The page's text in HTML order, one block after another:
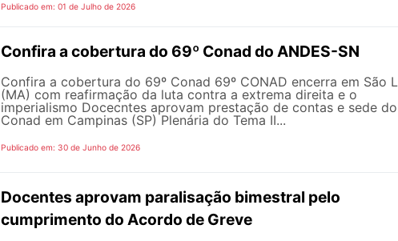
Publicado em: 01 de Julho de 2026
Confira a cobertura do 69º Conad do ANDES-SN
Confira a cobertura do 69º Conad 69º CONAD encerra em São
(MA) com reafirmação da luta contra a extrema direita e o
imperialismo Docecntes aprovam prestação de contas e sede
Conad em Campinas (SP) Plenária do Tema II...
Publicado em: 30 de Junho de 2026
Docentes aprovam paralisação bimestral pelo
cumprimento do Acordo de Greve